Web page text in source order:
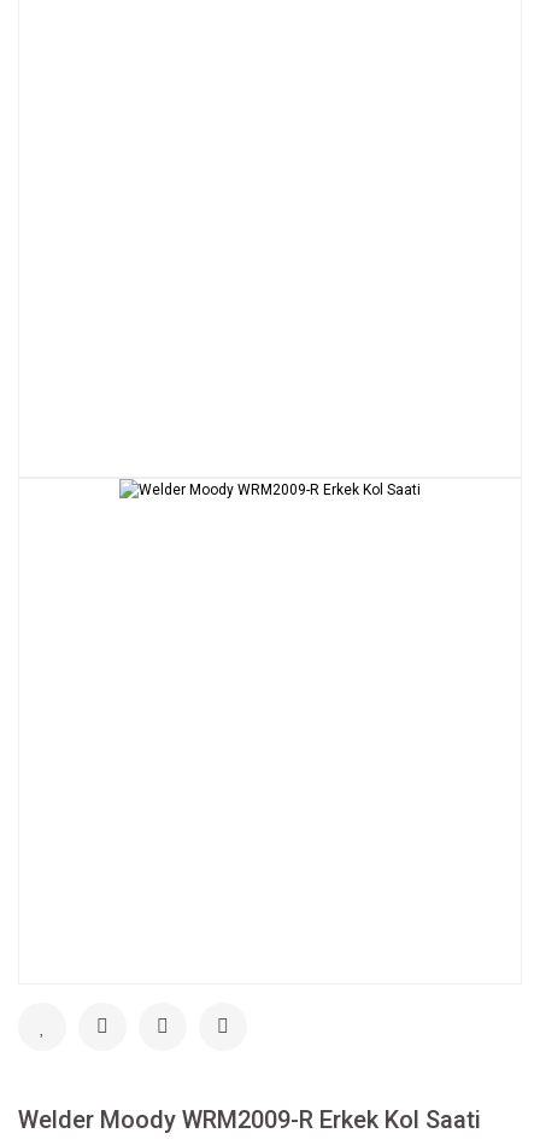
Welder Moody WRM2009-R Erkek Kol Saati